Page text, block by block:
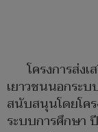
โครงการส่ง
เยาวชนนอกระ
สนับสนุนโดยโค
ระบบการศึกษา